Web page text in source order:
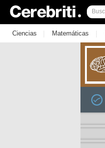
Ciencias | Matemáticas |